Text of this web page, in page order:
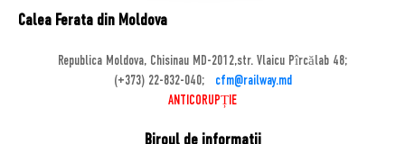
Calea Ferata din Moldova
Republica Moldova, Chisinau MD-2012,str. Vlaicu Pîrcălab 48;
(+373) 22-832-040;
cfm@railway.md
ANTICORUPȚIE